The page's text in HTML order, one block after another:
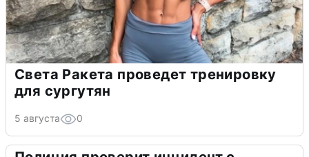
Света Ракета проведет тренировку
для сургутян
5 августа 0